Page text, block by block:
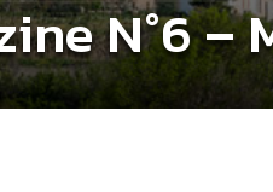
N°6 –